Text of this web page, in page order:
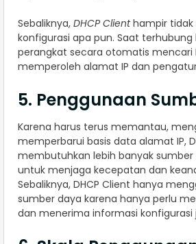
Sebaliknya, DHCP Clienthampir tidak
konfigurasi apa pun. Saat terhubung
perangkat secara otomatis mencari
memperoleh alamat IP dan
5. Penggunaan
Karena harus terus memantau,
memperbarui basis data alamat IP,
membutuhkan lebih banyak
untuk menjaga kecepatan dan
Sebaliknya, DHCP Client hanya
sumber daya karena hanya perlu
dan menerima informasi konfigurasi